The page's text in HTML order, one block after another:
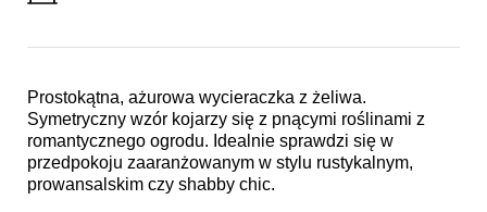
Prostokątna, ażurowa wycieraczka z żeliwa.
Symetryczny wzór kojarzy się z pnącymi roślinami z
romantycznego ogrodu. Idealnie sprawdzi się w
przedpokoju zaaranżowanym w stylu rustykalnym,
prowansalskim czy shabby chic.